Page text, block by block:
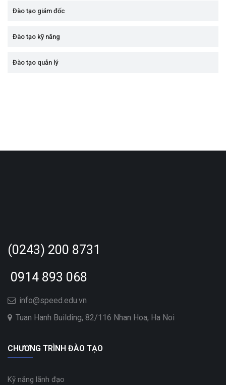
Đào tạo giám đốc
Đào tạo kỹ năng
Đào tạo quản lý
(0243) 200 8731
0914 893 068
info@speed.edu.vn
Tuan Hanh Building, 82/116 Nhan Hoa, Ha Noi
CHƯƠNG TRÌNH ĐÀO TẠO
Kỹ năng lãnh đạo